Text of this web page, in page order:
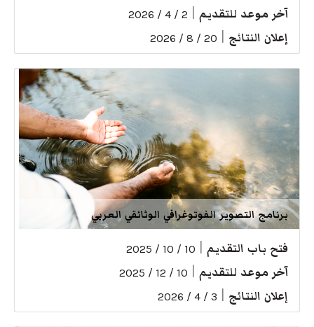
آخر موعد للتقديم 2 / 4 / 2026
إعلان النتائج 20 / 8 / 2026
برنامج التصوير الفوتوغرافي الوثائقي العربي
فتح باب التقديم 10 / 10 / 2025
آخر موعد للتقديم 10 / 12 / 2025
إعلان النتائج 3 / 4 / 2026